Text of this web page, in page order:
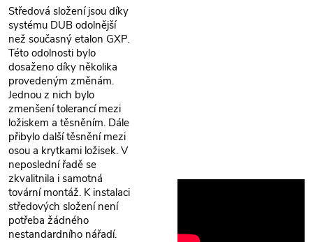
Středová složení jsou díky
systému DUB odolnější
než současný etalon GXP.
Této odolnosti bylo
dosaženo díky několika
provedeným změnám.
Jednou z nich bylo
zmenšení tolerancí mezi
ložiskem a těsněním. Dále
přibylo další těsnění mezi
osou a krytkami ložisek. V
neposlední řadě se
zkvalitnila i samotná
tovární montáž. K instalaci
středových složení není
potřeba žádného
nestandardního nářadí.